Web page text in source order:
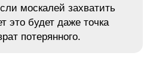
москалей захватить
это будет даже точка
потерянного.